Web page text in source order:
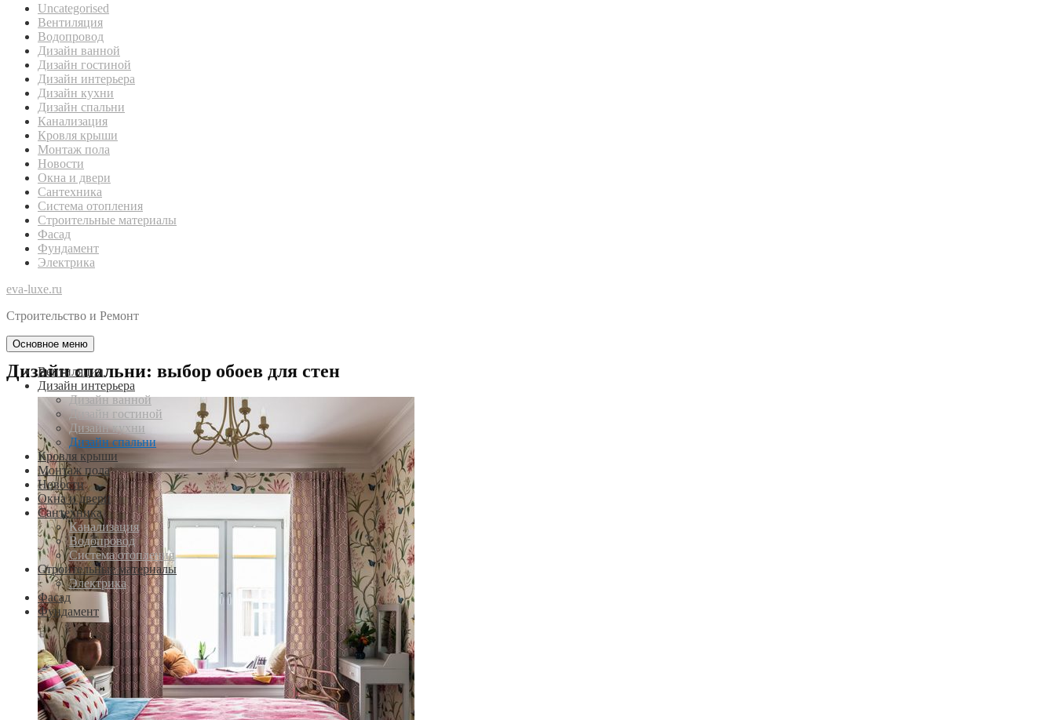
Uncategorised
Вентиляция
Водопровод
Дизайн ванной
Дизайн гостиной
Дизайн интерьера
Дизайн кухни
Дизайн спальни
Канализация
Кровля крыши
Монтаж пола
Новости
Окна и двери
Сантехника
Система отопления
Строительные материалы
Фасад
Фундамент
Электрика
eva-luxe.ru
Строительство и Ремонт
Основное меню
Вентиляция
Дизайн интерьера
Дизайн ванной
Дизайн гостиной
Дизайн кухни
Дизайн спальни
Кровля крыши
Монтаж пола
Новости
Окна и двери
Сантехника
Канализация
Водопровод
Система отопления
Строительные материалы
Электрика
Фасад
Фундамент
Дизайн спальни: выбор обоев для стен